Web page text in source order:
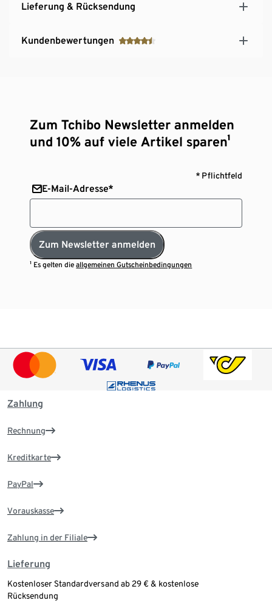
Lieferung & Rücksendung
Kundenbewertungen
Zum Tchibo Newsletter anmelden
und 10% auf viele Artikel sparen¹
* Pflichtfeld
E-Mail-Adresse*
Zum Newsletter anmelden
¹ Es gelten dieallgemeinen Gutscheinbedingungen
Zahlung
Rechnung
Kreditkarte
PayPal
Vorauskasse
Zahlung in der Filiale
Lieferung
Kostenloser Standardversand ab 29 € & kostenlose
Rücksendung